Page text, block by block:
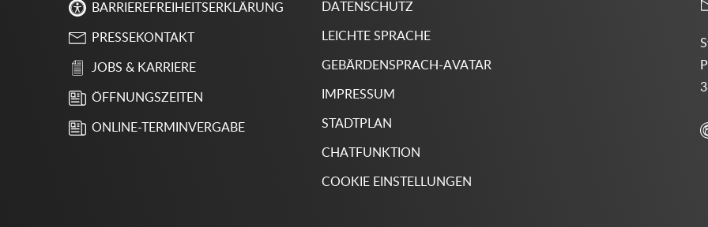
BARRIEREFREIHEITSERKLÄRUNG
PRESSEKONTAKT
JOBS & KARRIERE
ÖFFNUNGSZEITEN
ONLINE-TERMINVERGABE
DATENSCHUTZ
LEICHTE SPRACHE
GEBÄRDENSPRACH-AVATAR
IMPRESSUM
STADTPLAN
CHATFUNKTION
COOKIE EINSTELLUNGEN